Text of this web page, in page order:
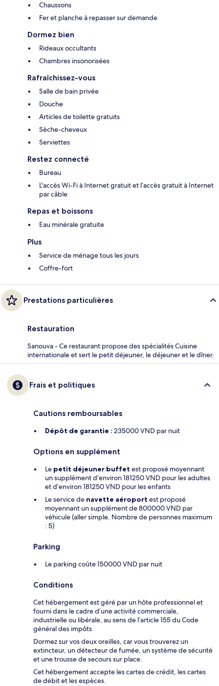
Chaussons
Fer et planche à repasser sur demande
Dormez bien
Rideaux occultants
Chambres insonorisées
Rafraîchissez-vous
Salle de bain privée
Douche
Articles de toilette gratuits
Sèche-cheveux
Serviettes
Restez connecté
Bureau
L'accès Wi-Fi à Internet gratuit et l’accès gratuit à Internet
par câble
Repas et boissons
Eau minérale gratuite
Plus
Service de ménage tous les jours
Coffre-fort
Prestations particulières
Restauration
Sanouva - Ce restaurant propose des spécialités Cuisine
internationale et sert le petit déjeuner, le déjeuner et le dîner.
Frais et politiques
Cautions remboursables
Dépôt de garantie : 235000 VND par nuit
Options en supplément
Le petit déjeuner buffet est proposé moyennant
un supplément d’environ 181250 VND pour les adultes
et d’environ 181250 VND pour les enfants
Le service de navette aéroport est proposé
moyennant un supplément de 800000 VND par
véhicule (aller simple. Nombre de personnes maximum
: 5)
Parking
Le parking coûte 150000 VND par nuit
Conditions
Cet hébergement est géré par un hôte professionnel et
fourni dans le cadre d’une activité commerciale,
industrielle ou libérale, au sens de l’article 155 du Code
général des impôts
Dormez sur vos deux oreilles, car vous trouverez un
extincteur, un détecteur de fumée, un système de sécurité
et une trousse de secours sur place.
Cet hébergement accepte les cartes de crédit, les cartes
de débit et les espèces.